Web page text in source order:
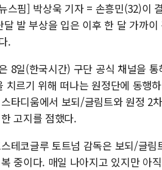
스핌] 박상욱 기자 = 손흥민(32)이
달 발 부상을 입은 이후 한 달 가까
.
8일(한국시간) 구단 공식 채널을
치르기 위해 떠나는 원정단에 동행
타디움에서 보되/글림트와 원정 2
고지를 점했다.
테코글루 토트넘 감독은 보되/글
중이다. 매일 나아지고 있지만 아